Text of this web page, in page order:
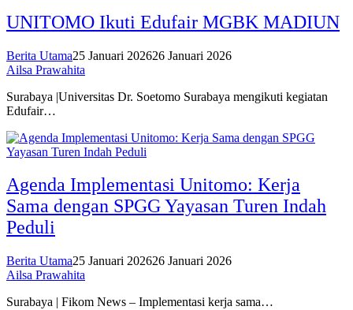
UNITOMO Ikuti Edufair MGBK MADIUN
Berita Utama25 Januari 202626 Januari 2026
Ailsa Prawahita
Surabaya |Universitas Dr. Soetomo Surabaya mengikuti kegiatan
Edufair…
Agenda Implementasi Unitomo: Kerja
Sama dengan SPGG Yayasan Turen Indah
Peduli
Berita Utama25 Januari 202626 Januari 2026
Ailsa Prawahita
Surabaya | Fikom News – Implementasi kerja sama…